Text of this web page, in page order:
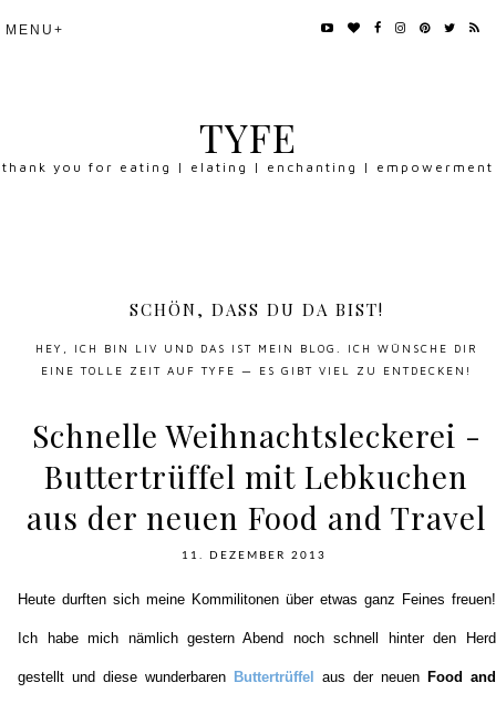
TYFE
thank you for eating | elating | enchanting | empowerment
SCHÖN, DASS DU DA BIST!
HEY, ICH BIN LIV UND DAS IST MEIN BLOG. ICH WÜNSCHE DIR
EINE TOLLE ZEIT AUF TYFE — ES GIBT VIEL ZU ENTDECKEN!
Schnelle Weihnachtsleckerei -
Buttertrüffel mit Lebkuchen
aus der neuen Food and Travel
11. DEZEMBER 2013
Heute durften sich meine Kommilitonen über etwas ganz Feines freuen!
Ich habe mich nämlich gestern Abend noch schnell hinter den Herd
gestellt und diese wunderbaren Buttertrüffel aus der neuen Food and